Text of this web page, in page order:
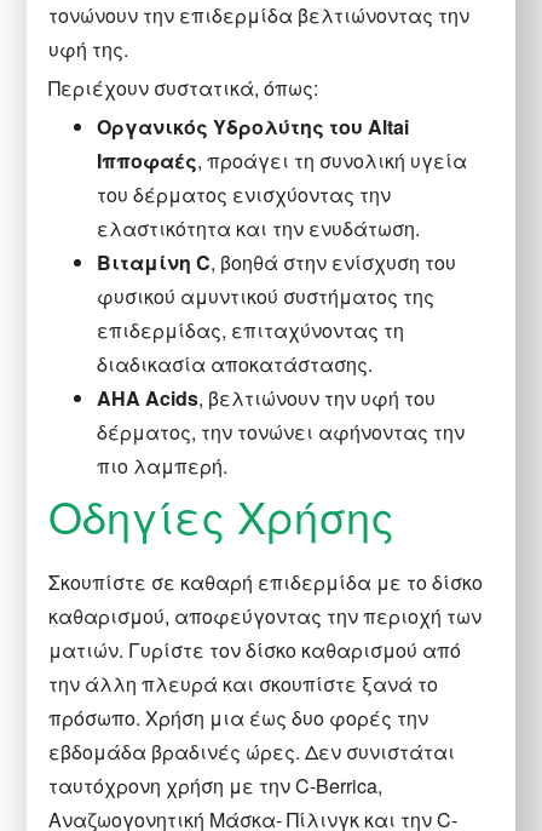
τονώνουν την επιδερμίδα βελτιώνοντας την
υφή της.
Περιέχουν συστατικά, όπως:
Oργανικός Υδρολύτης του Altai
Ιπποφαές, προάγει τη συνολική υγεία
του δέρματος ενισχύοντας την
ελαστικότητα και την ενυδάτωση.
Bιταμίνη C, βοηθά στην ενίσχυση του
φυσικού αμυντικού συστήματος της
επιδερμίδας, επιταχύνοντας τη
διαδικασία αποκατάστασης.
AHA Acids, βελτιώνουν την υφή του
δέρματος, την τονώνει αφήνοντας την
πιο λαμπερή.
Οδηγίες Χρήσης
Σκουπίστε σε καθαρή επιδερμίδα με το δίσκο
καθαρισμού, αποφεύγοντας την περιοχή των
ματιών. Γυρίστε τον δίσκο καθαρισμού από
την άλλη πλευρά και σκουπίστε ξανά το
πρόσωπο. Χρήση μια έως δυο φορές την
εβδομάδα βραδινές ώρες. Δεν συνιστάται
ταυτόχρονη χρήση με την C-Berrica,
Αναζωογονητική Μάσκα- Πίλινγκ και την C-